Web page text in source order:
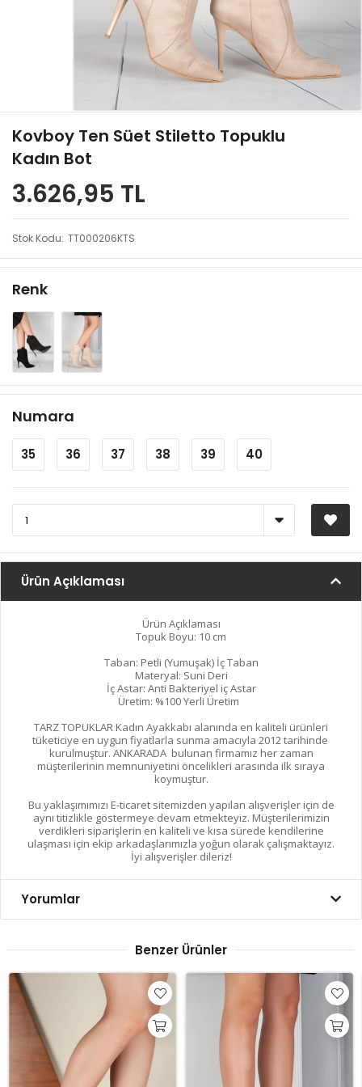
Kovboy Ten Süet Stiletto Topuklu
Kadın Bot
3.626,95 TL
Stok Kodu TT000206KTS
Renk
Numara
35 36 37 38 39 40
Ürün Açıklaması
Ürün Açıklaması
Topuk Boyu: 10 cm
Taban: Petli (Yumuşak) İç Taban
Materyal: Suni Deri
İç Astar: Anti Bakteriyel iç Astar
Üretim: %100 Yerli Üretim
TARZ TOPUKLAR Kadın Ayakkabı alanında en kaliteli ürünleri
tüketiciye en uygun fiyatlarla sunma amacıyla 2012 tarihinde
kurulmuştur. ANKARADA bulunan firmamız her zaman
müşterilerinin memnuniyetini öncelikleri arasında ilk sıraya
koymuştur.
Bu yaklaşımımızı E-ticaret sitemizden yapılan alışverişler için de
aynı titizlikle göstermeye devam etmekteyiz. Müşterilerimizin
verdikleri siparişlerin en kaliteli ve kısa sürede kendilerine
ulaşması için ekip arkadaşlarımızla yoğun olarak çalışmaktayız.
İyi alışverişler dileriz!
Yorumlar
Benzer Ürünler